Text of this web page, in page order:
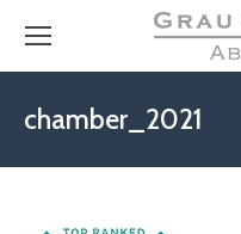
chamber_2021